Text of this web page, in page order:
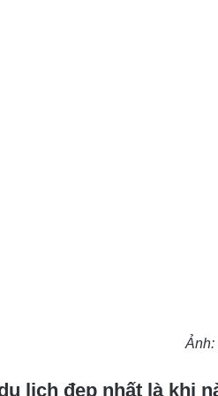
Ảnh:
lịch đẹp nhất là khi